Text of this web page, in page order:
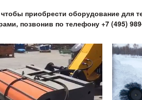
приобрести оборудование для
позвонив по телефону +7 (495)